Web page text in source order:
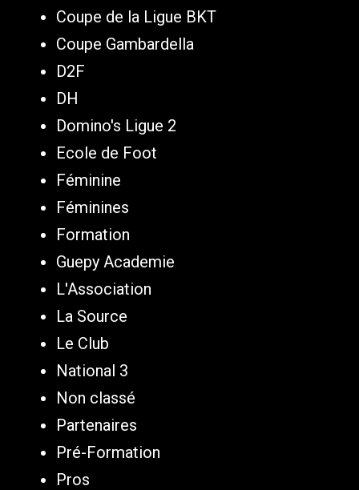
Coupe de la Ligue BKT
Coupe Gambardella
D2F
DH
Domino's Ligue 2
Ecole de Foot
Féminine
Féminines
Formation
Guepy Academie
L'Association
La Source
Le Club
National 3
Non classé
Partenaires
Pré-Formation
Pros